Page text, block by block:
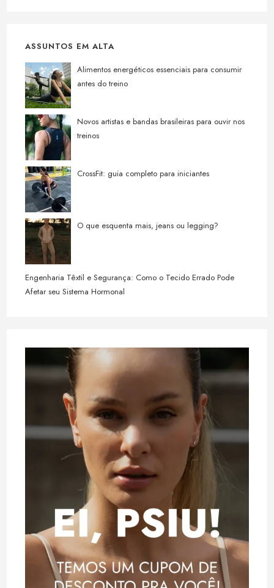
ASSUNTOS EM ALTA
Alimentos energéticos essenciais para consumir
antes do treino
Novos artistas e bandas brasileiras para ouvir nos
treinos
CrossFit: guia completo para iniciantes
O que esquenta mais, jeans ou legging?
Engenharia Têxtil e Segurança: Como o Tecido Errado Pode
Afetar seu Sistema Hormonal